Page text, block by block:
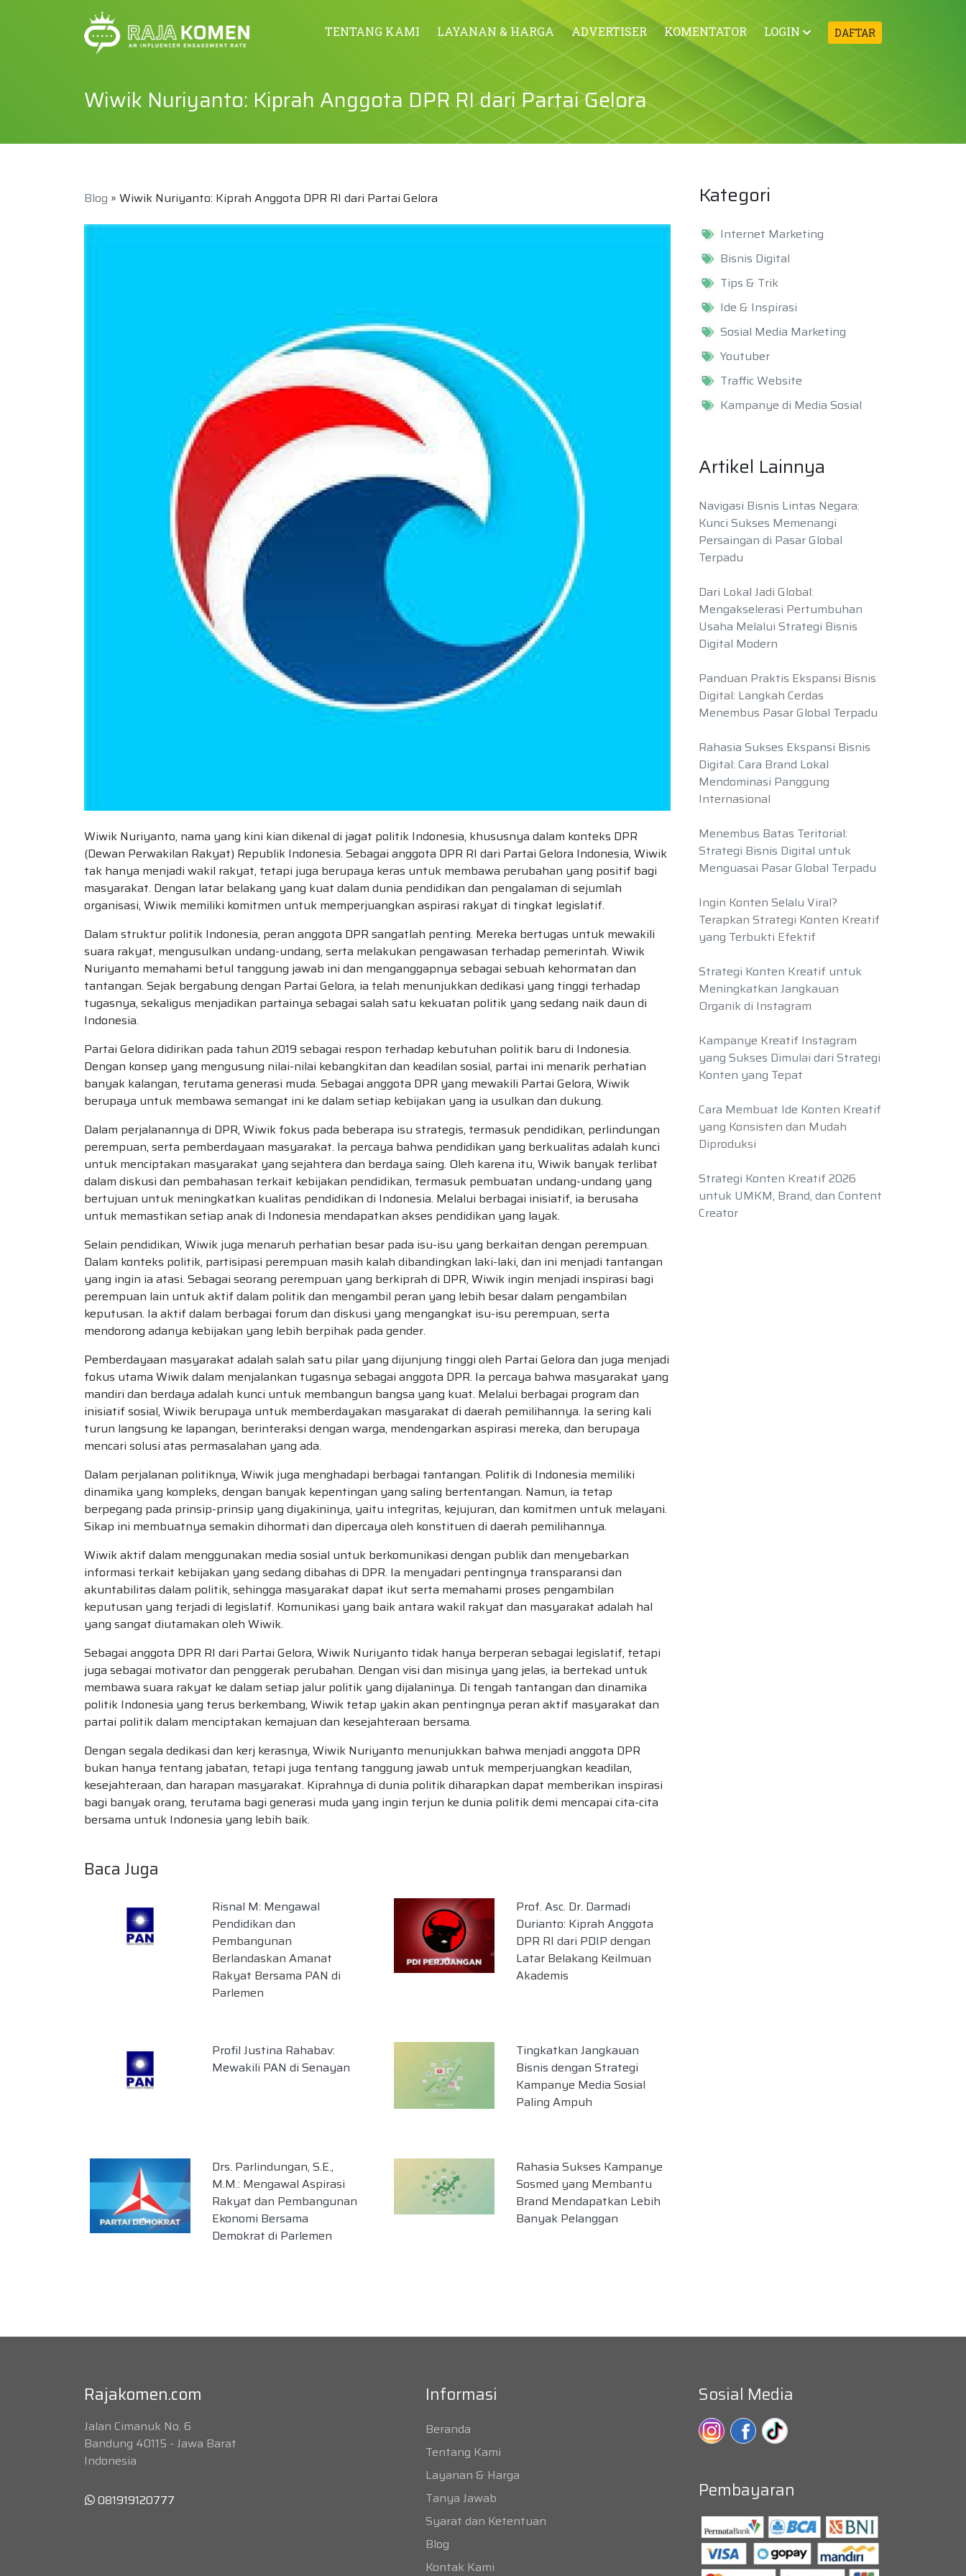
TENTANG KAMI LAYANAN & HARGA ADVERTISER KOMENTATOR LOGIN DAFTAR
Wiwik Nuriyanto: Kiprah Anggota DPR RI dari Partai Gelora
Blog » Wiwik Nuriyanto: Kiprah Anggota DPR RI dari Partai Gelora
Wiwik Nuriyanto, nama yang kini kian dikenal di jagat politik Indonesia, khususnya dalam konteks DPR
(Dewan Perwakilan Rakyat) Republik Indonesia. Sebagai anggota DPR RI dari Partai Gelora Indonesia, Wiwik
tak hanya menjadi wakil rakyat, tetapi juga berupaya keras untuk membawa perubahan yang positif bagi
masyarakat. Dengan latar belakang yang kuat dalam dunia pendidikan dan pengalaman di sejumlah
organisasi, Wiwik memiliki komitmen untuk memperjuangkan aspirasi rakyat di tingkat legislatif.
Dalam struktur politik Indonesia, peran anggota DPR sangatlah penting. Mereka bertugas untuk mewakili
suara rakyat, mengusulkan undang-undang, serta melakukan pengawasan terhadap pemerintah. Wiwik
Nuriyanto memahami betul tanggung jawab ini dan menganggapnya sebagai sebuah kehormatan dan
tantangan. Sejak bergabung dengan Partai Gelora, ia telah menunjukkan dedikasi yang tinggi terhadap
tugasnya, sekaligus menjadikan partainya sebagai salah satu kekuatan politik yang sedang naik daun di
Indonesia.
Partai Gelora didirikan pada tahun 2019 sebagai respon terhadap kebutuhan politik baru di Indonesia.
Dengan konsep yang mengusung nilai-nilai kebangkitan dan keadilan sosial, partai ini menarik perhatian
banyak kalangan, terutama generasi muda. Sebagai anggota DPR yang mewakili Partai Gelora, Wiwik
berupaya untuk membawa semangat ini ke dalam setiap kebijakan yang ia usulkan dan dukung.
Dalam perjalanannya di DPR, Wiwik fokus pada beberapa isu strategis, termasuk pendidikan, perlindungan
perempuan, serta pemberdayaan masyarakat. Ia percaya bahwa pendidikan yang berkualitas adalah kunci
untuk menciptakan masyarakat yang sejahtera dan berdaya saing. Oleh karena itu, Wiwik banyak terlibat
dalam diskusi dan pembahasan terkait kebijakan pendidikan, termasuk pembuatan undang-undang yang
bertujuan untuk meningkatkan kualitas pendidikan di Indonesia. Melalui berbagai inisiatif, ia berusaha
untuk memastikan setiap anak di Indonesia mendapatkan akses pendidikan yang layak.
Selain pendidikan, Wiwik juga menaruh perhatian besar pada isu-isu yang berkaitan dengan perempuan.
Dalam konteks politik, partisipasi perempuan masih kalah dibandingkan laki-laki, dan ini menjadi tantangan
yang ingin ia atasi. Sebagai seorang perempuan yang berkiprah di DPR, Wiwik ingin menjadi inspirasi bagi
perempuan lain untuk aktif dalam politik dan mengambil peran yang lebih besar dalam pengambilan
keputusan. Ia aktif dalam berbagai forum dan diskusi yang mengangkat isu-isu perempuan, serta
mendorong adanya kebijakan yang lebih berpihak pada gender.
Pemberdayaan masyarakat adalah salah satu pilar yang dijunjung tinggi oleh Partai Gelora dan juga menjadi
fokus utama Wiwik dalam menjalankan tugasnya sebagai anggota DPR. Ia percaya bahwa masyarakat yang
mandiri dan berdaya adalah kunci untuk membangun bangsa yang kuat. Melalui berbagai program dan
inisiatif sosial, Wiwik berupaya untuk memberdayakan masyarakat di daerah pemilihannya. Ia sering kali
turun langsung ke lapangan, berinteraksi dengan warga, mendengarkan aspirasi mereka, dan berupaya
mencari solusi atas permasalahan yang ada.
Dalam perjalanan politiknya, Wiwik juga menghadapi berbagai tantangan. Politik di Indonesia memiliki
dinamika yang kompleks, dengan banyak kepentingan yang saling bertentangan. Namun, ia tetap
berpegang pada prinsip-prinsip yang diyakininya, yaitu integritas, kejujuran, dan komitmen untuk melayani.
Sikap ini membuatnya semakin dihormati dan dipercaya oleh konstituen di daerah pemilihannya.
Wiwik aktif dalam menggunakan media sosial untuk berkomunikasi dengan publik dan menyebarkan
informasi terkait kebijakan yang sedang dibahas di DPR. Ia menyadari pentingnya transparansi dan
akuntabilitas dalam politik, sehingga masyarakat dapat ikut serta memahami proses pengambilan
keputusan yang terjadi di legislatif. Komunikasi yang baik antara wakil rakyat dan masyarakat adalah hal
yang sangat diutamakan oleh Wiwik.
Sebagai anggota DPR RI dari Partai Gelora, Wiwik Nuriyanto tidak hanya berperan sebagai legislatif, tetapi
juga sebagai motivator dan penggerak perubahan. Dengan visi dan misinya yang jelas, ia bertekad untuk
membawa suara rakyat ke dalam setiap jalur politik yang dijalaninya. Di tengah tantangan dan dinamika
politik Indonesia yang terus berkembang, Wiwik tetap yakin akan pentingnya peran aktif masyarakat dan
partai politik dalam menciptakan kemajuan dan kesejahteraan bersama.
Dengan segala dedikasi dan kerj kerasnya, Wiwik Nuriyanto menunjukkan bahwa menjadi anggota DPR
bukan hanya tentang jabatan, tetapi juga tentang tanggung jawab untuk memperjuangkan keadilan,
kesejahteraan, dan harapan masyarakat. Kiprahnya di dunia politik diharapkan dapat memberikan inspirasi
bagi banyak orang, terutama bagi generasi muda yang ingin terjun ke dunia politik demi mencapai cita-cita
bersama untuk Indonesia yang lebih baik.
Baca Juga
Risnal M: Mengawal
Pendidikan dan
Pembangunan
Berlandaskan Amanat
Rakyat Bersama PAN di
Parlemen
Prof. Asc. Dr. Darmadi
Durianto: Kiprah Anggota
DPR RI dari PDIP dengan
Latar Belakang Keilmuan
Akademis
Profil Justina Rahabav:
Mewakili PAN di Senayan
Tingkatkan Jangkauan
Bisnis dengan Strategi
Kampanye Media Sosial
Paling Ampuh
Drs. Parlindungan, S.E.,
M.M.: Mengawal Aspirasi
Rakyat dan Pembangunan
Ekonomi Bersama
Demokrat di Parlemen
Rahasia Sukses Kampanye
Sosmed yang Membantu
Brand Mendapatkan Lebih
Banyak Pelanggan
Kategori
Internet Marketing
Bisnis Digital
Tips & Trik
Ide & Inspirasi
Sosial Media Marketing
Youtuber
Traffic Website
Kampanye di Media Sosial
Artikel Lainnya
Navigasi Bisnis Lintas Negara:
Kunci Sukses Memenangi
Persaingan di Pasar Global
Terpadu
Dari Lokal Jadi Global:
Mengakselerasi Pertumbuhan
Usaha Melalui Strategi Bisnis
Digital Modern
Panduan Praktis Ekspansi Bisnis
Digital: Langkah Cerdas
Menembus Pasar Global Terpadu
Rahasia Sukses Ekspansi Bisnis
Digital: Cara Brand Lokal
Mendominasi Panggung
Internasional
Menembus Batas Teritorial:
Strategi Bisnis Digital untuk
Menguasai Pasar Global Terpadu
Ingin Konten Selalu Viral?
Terapkan Strategi Konten Kreatif
yang Terbukti Efektif
Strategi Konten Kreatif untuk
Meningkatkan Jangkauan
Organik di Instagram
Kampanye Kreatif Instagram
yang Sukses Dimulai dari Strategi
Konten yang Tepat
Cara Membuat Ide Konten Kreatif
yang Konsisten dan Mudah
Diproduksi
Strategi Konten Kreatif 2026
untuk UMKM, Brand, dan Content
Creator
Rajakomen.com
Jalan Cimanuk No. 6
Bandung 40115 - Jawa Barat
Indonesia
081919120777
Informasi
Beranda
Tentang Kami
Layanan & Harga
Tanya Jawab
Syarat dan Ketentuan
Blog
Kontak Kami
Sosial Media
Pembayaran